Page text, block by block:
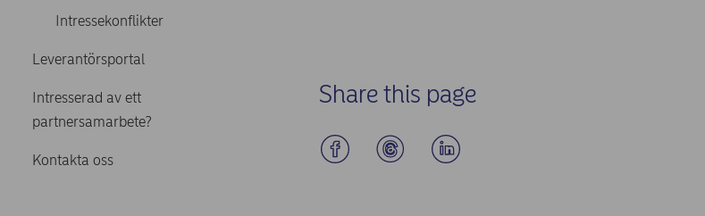
Intressekonflikter
Leverantörsportal
Intresserad av ett
partnersamarbete?
Kontakta oss
Share this page